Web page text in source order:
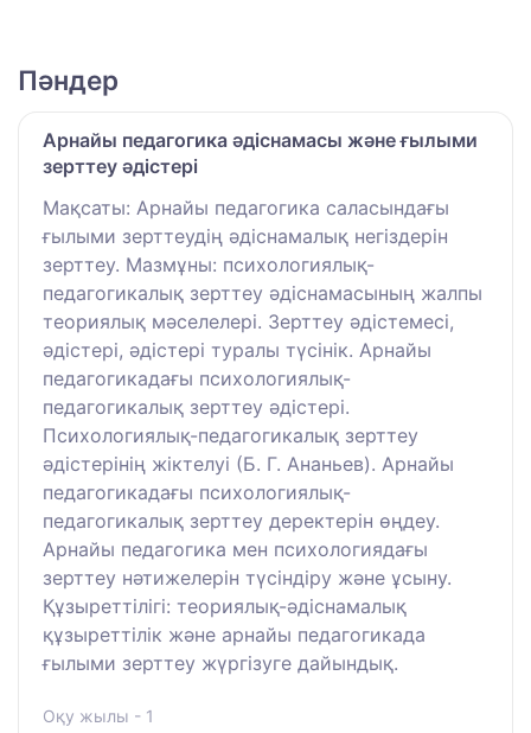
Пәндер
Арнайы педагогика әдіснамасы және ғылыми
зерттеу әдістері
Мақсаты: Арнайы педагогика саласындағы
ғылыми зерттеудің әдіснамалық негіздерін
зерттеу. Мазмұны: психологиялық-
педагогикалық зерттеу әдіснамасының жалпы
теориялық мәселелері. Зерттеу әдістемесі,
әдістері, әдістері туралы түсінік. Арнайы
педагогикадағы психологиялық-
педагогикалық зерттеу әдістері.
Психологиялық-педагогикалық зерттеу
әдістерінің жіктелуі (Б. Г. Ананьев). Арнайы
педагогикадағы психологиялық-
педагогикалық зерттеу деректерін өңдеу.
Арнайы педагогика мен психологиядағы
зерттеу нәтижелерін түсіндіру және ұсыну.
Құзыреттілігі: теориялық-әдіснамалық
құзыреттілік және арнайы педагогикада
ғылыми зерттеу жүргізуге дайындық.
Оқу жылы - 1